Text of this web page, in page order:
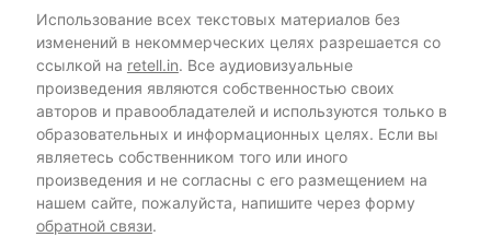
Использование всех текстовых материалов без
изменений в некоммерческих целях разрешается со
ссылкой на retell.in. Все аудиовизуальные
произведения являются собственностью своих
авторов и правообладателей и используются только в
образовательных и информационных целях. Если вы
являетесь собственником того или иного
произведения и не согласны с его размещением на
нашем сайте, пожалуйста, напишите через форму
обратной связи.